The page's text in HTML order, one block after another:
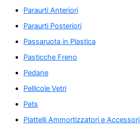
Paraurti Anteriori
Paraurti Posteriori
Passaruota in Plastica
Pasticche Freno
Pedane
Pellicole Vetri
Pets
Piattelli Ammortizzatori e Accessori